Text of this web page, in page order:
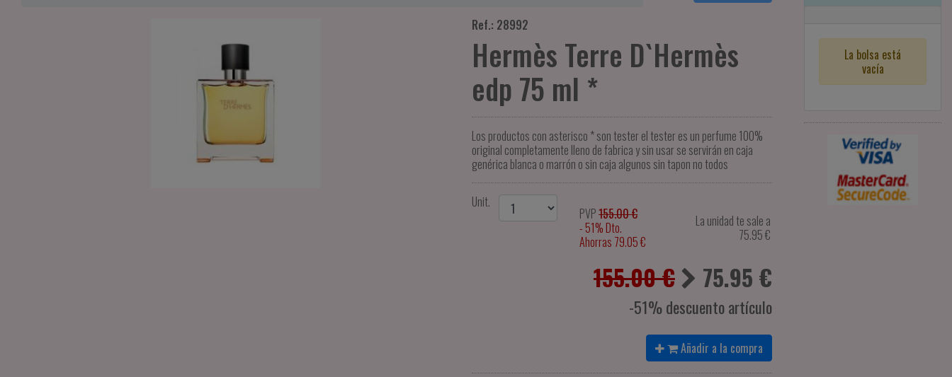
Ref.: 28992
Hermès Terre D`Hermès
edp 75 ml *
Los productos con asterisco * son tester el tester es un perfume 100%
original completamente lleno de fabrica y sin usar se servirán en caja
genérica blanca o marrón o sin caja algunos sin tapon no todos
Unit.
PVP155.00 €
- 51% Dto.
Ahorras 79.05 €
La unidad te sale a
75.95€
155.00 € 75.95 €
-51% descuento artículo
Añadir a la compra
La bolsa está
vacía